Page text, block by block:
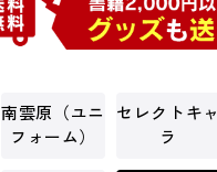
南雲原（ユニ
フォーム）
セレクトキャ
ラ